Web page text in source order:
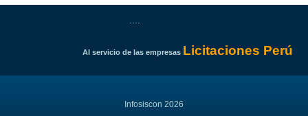
Al servicio de las empresas Licitaciones Perú
Infosiscon 2026